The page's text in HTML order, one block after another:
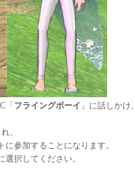
「フライングボーイ 」に話しかけ、
、
参加することになります。
択してください。